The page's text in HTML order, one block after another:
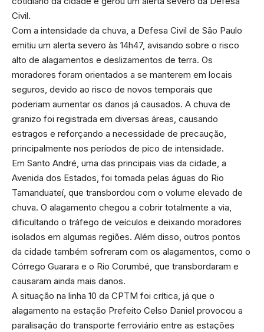
Civil.
Com a intensidade da chuva, a Defesa Civil de São Paulo
emitiu um alerta severo às 14h47, avisando sobre o risco
alto de alagamentos e deslizamentos de terra. Os
moradores foram orientados a se manterem em locais
seguros, devido ao risco de novos temporais que
poderiam aumentar os danos já causados. A chuva de
granizo foi registrada em diversas áreas, causando
estragos e reforçando a necessidade de precaução,
principalmente nos períodos de pico de intensidade.
Em Santo André, uma das principais vias da cidade, a
Avenida dos Estados, foi tomada pelas águas do Rio
Tamanduateí, que transbordou com o volume elevado de
chuva. O alagamento chegou a cobrir totalmente a via,
dificultando o tráfego de veículos e deixando moradores
isolados em algumas regiões. Além disso, outros pontos
da cidade também sofreram com os alagamentos, como o
Córrego Guarara e o Rio Corumbé, que transbordaram e
causaram ainda mais danos.
A situação na linha 10 da CPTM foi crítica, já que o
alagamento na estação Prefeito Celso Daniel provocou a
paralisação do transporte ferroviário entre as estações